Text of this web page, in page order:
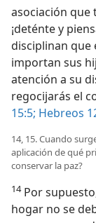
asociación que
¡deténte y
disciplinan que
importan sus
atención a su
regocijarás el
15:5; Hebreos
14, 15. Cuando
aplicación de qué
conservar la paz?
14Por
hogar no se